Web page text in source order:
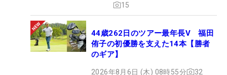
15
44歳262日のツアー最年長V 福田
侑子の初優勝を支えた14本【勝者
のギア】
2026年8月6日 (木) 08時55分 32